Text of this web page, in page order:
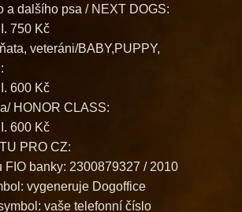
a dalšího psa / NEXT DOGS:
750 Kč
veteráni/BABY,PUPPY,
600 Kč
HONOR CLASS:
600 Kč
PRO CZ:
FIO banky: 2300879327 / 2010
vygeneruje Dogoffice
vaše telefonní číslo